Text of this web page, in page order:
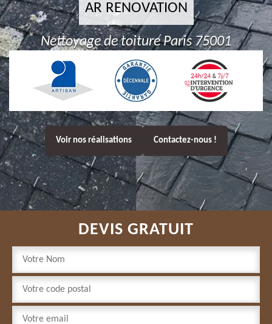
AR RENOVATION
Nettoyage de toiture Paris 75001
Voir nos réalisations Contactez-nous !
DEVIS GRATUIT